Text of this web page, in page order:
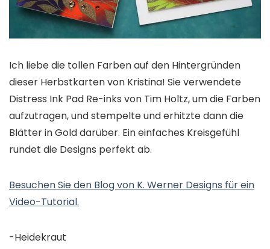
Ich liebe die tollen Farben auf den Hintergründen
dieser Herbstkarten von Kristina! Sie verwendete
Distress Ink Pad Re-inks von Tim Holtz, um die Farben
aufzutragen, und stempelte und erhitzte dann die
Blätter in Gold darüber. Ein einfaches Kreisgefühl
rundet die Designs perfekt ab.
Besuchen Sie den Blog von K. Werner Designs für ein
Video-Tutorial.
-Heidekraut